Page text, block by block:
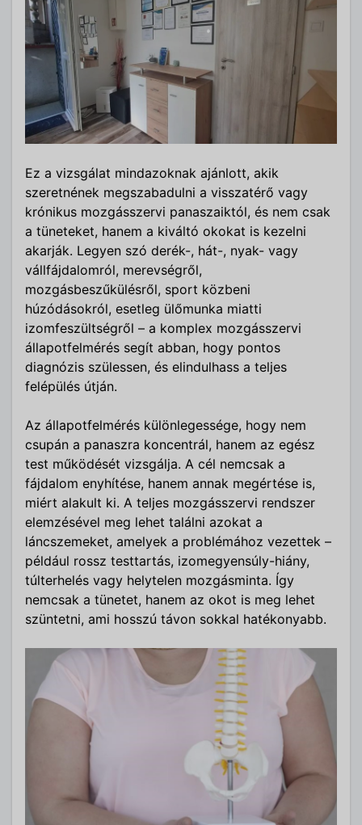
Ez a vizsgálat mindazoknak ajánlott, akik
szeretnének megszabadulni a visszatérő vagy
krónikus mozgásszervi panaszaiktól, és nem csak
a tüneteket, hanem a kiváltó okokat is kezelni
akarják. Legyen szó derék-, hát-, nyak- vagy
vállfájdalomról, merevségről,
mozgásbeszűkülésről, sport közbeni
húzódásokról, esetleg ülőmunka miatti
izomfeszültségről – a komplex mozgásszervi
állapotfelmérés segít abban, hogy pontos
diagnózis szülessen, és elindulhass a teljes
felépülés útján.
Az állapotfelmérés különlegessége, hogy nem
csupán a panaszra koncentrál, hanem az egész
test működését vizsgálja. A cél nemcsak a
fájdalom enyhítése, hanem annak megértése is,
miért alakult ki. A teljes mozgásszervi rendszer
elemzésével meg lehet találni azokat a
láncszemeket, amelyek a problémához vezettek –
például rossz testtartás, izomegyensúly-hiány,
túlterhelés vagy helytelen mozgásminta. Így
nemcsak a tünetet, hanem az okot is meg lehet
szüntetni, ami hosszú távon sokkal hatékonyabb.